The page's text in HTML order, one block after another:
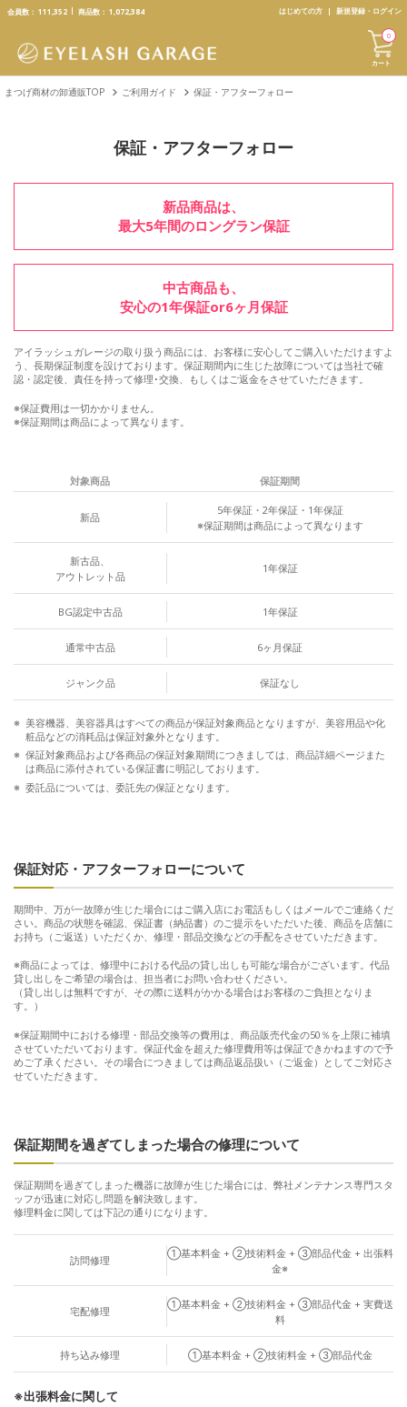
text.skipToContent
text.skipToNavigation
会員数： 111,352 商品数： 1,072,384 はじめての方 新規登録・ログイン
カート
0
まつげ商材の卸通販TOP ご利用ガイド 保証・アフターフォロー
保証・アフターフォロー
新品商品は、
最大5年間のロングラン保証
中古商品も、
安心の1年保証or6ヶ月保証
アイラッシュガレージの取り扱う商品には、お客様に安心してご購入いただけますよ
う、長期保証制度を設けております。保証期間内に生じた故障については当社で確
認・認定後、責任を持って修理･交換、もしくはご返金をさせていただきます。
※保証費用は一切かかりません。
※保証期間は商品によって異なります。
対象商品 保証期間
新品
5年保証・2年保証・1年保証
※保証期間は商品によって異なります
新古品、
アウトレット品
1年保証
BG認定中古品 1年保証
通常中古品 6ヶ月保証
ジャンク品 保証なし
美容機器、美容器具はすべての商品が保証対象商品となりますが、美容用品や化
粧品などの消耗品は保証対象外となります。
保証対象商品および各商品の保証対象期間につきましては、商品詳細ページまた
は商品に添付されている保証書に明記しております。
委託品については、委託先の保証となります。
保証対応・アフターフォローについて
期間中、万が一故障が生じた場合にはご購入店にお電話もしくはメールでご連絡くだ
さい。商品の状態を確認、保証書（納品書）のご提示をいただいた後、商品を店舗に
お持ち（ご返送）いただくか、修理・部品交換などの手配をさせていただきます。
※商品によっては、修理中における代品の貸し出しも可能な場合がございます。代品
貸し出しをご希望の場合は、担当者にお問い合わせください。
（貸し出しは無料ですが、その際に送料がかかる場合はお客様のご負担となりま
す。）
※保証期間中における修理・部品交換等の費用は、商品販売代金の50％を上限に補填
させていただいております。保証代金を超えた修理費用等は保証できかねますので予
めご了承ください。その場合につきましては商品返品扱い（ご返金）としてご対応さ
せていただきます。
保証期間を過ぎてしまった場合の修理について
保証期間を過ぎてしまった機器に故障が生じた場合には、弊社メンテナンス専門スタ
ッフが迅速に対応し問題を解決致します。
修理料金に関しては下記の通りになります。
訪問修理
①基本料金 + ②技術料金 + ③部品代金 + 出張料
金※
宅配修理
①基本料金 + ②技術料金 + ③部品代金 + 実費送
料
持ち込み修理 ①基本料金 + ②技術料金 + ③部品代金
※出張料金に関して